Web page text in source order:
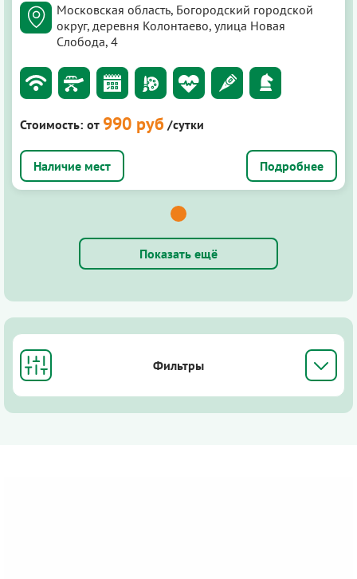
Московская область, Богородский городской
округ, деревня Колонтаево, улица Новая
Слобода, 4
Стоимость: от 990 руб /сутки
Подробнее
Показать ещё
Фильтры